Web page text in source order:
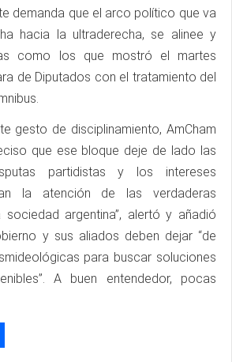
demanda que el arco político que va
hacia la ultraderecha, se alinee y
como los que mostró el martes
de Diputados con el tratamiento del
gesto de disciplinamiento, AmCham
que ese bloque deje de lado las
partidistas y los intereses
la atención de las verdaderas
argentina”, alertó y añadió
y sus aliados deben dejar “de
para buscar soluciones
A buen entendedor, pocas